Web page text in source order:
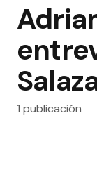
1 publicación